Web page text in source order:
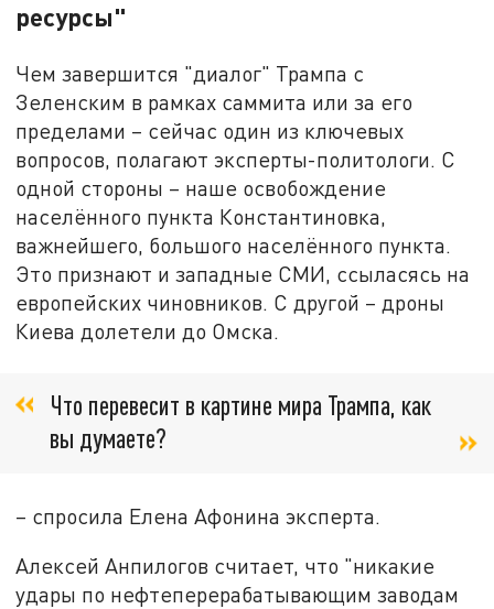
ресурсы"
Чем завершится "диалог" Трампа с
Зеленским в рамках саммита или за его
пределами – сейчас один из ключевых
вопросов, полагают эксперты-политологи. С
одной стороны – наше освобождение
населённого пункта Константиновка,
важнейшего, большого населённого пункта.
Это признают и западные СМИ, ссыласясь на
европейских чиновников. С другой – дроны
Киева долетели до Омска.
Что перевесит в картине мира Трампа, как
вы думаете?
– спросила Елена Афонина эксперта.
Алексей Анпилогов считает, что "никакие
удары по нефтеперерабатывающим заводам